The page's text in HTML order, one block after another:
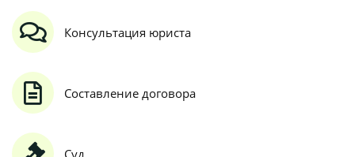
Консультация юриста
Составление договора
Суд